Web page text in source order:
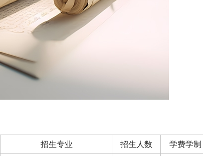
招生专业 招生人数
学费学制